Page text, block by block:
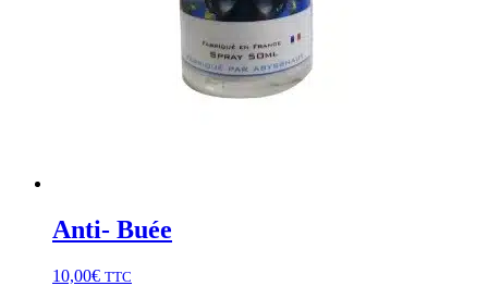
Anti- Buée
10,00€ TTC